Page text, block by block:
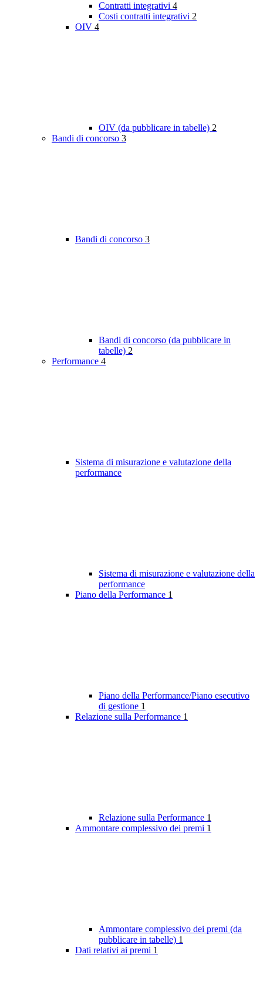
Contratti integrativi 4
Costi contratti integrativi 2
OIV 4
OIV (da pubblicare in tabelle) 2
Bandi di concorso 3
Bandi di concorso 3
Bandi di concorso (da pubblicare in
tabelle) 2
Performance 4
Sistema di misurazione e valutazione della
performance
Sistema di misurazione e valutazione della
performance
Piano della Performance 1
Piano della Performance/Piano esecutivo
di gestione 1
Relazione sulla Performance 1
Relazione sulla Performance 1
Ammontare complessivo dei premi 1
Ammontare complessivo dei premi (da
pubblicare in tabelle) 1
Dati relativi ai premi 1